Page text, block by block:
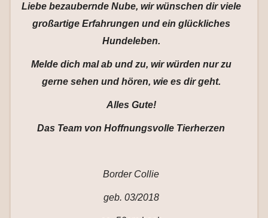
Liebe bezaubernde Nube, wir wünschen dir viele
großartige Erfahrungen und ein glückliches
Hundeleben.
Melde dich mal ab und zu, wir würden nur zu
gerne sehen und hören, wie es dir geht.
Alles Gute!
Das Team von Hoffnungsvolle Tierherzen
Border Collie
geb. 03/2018